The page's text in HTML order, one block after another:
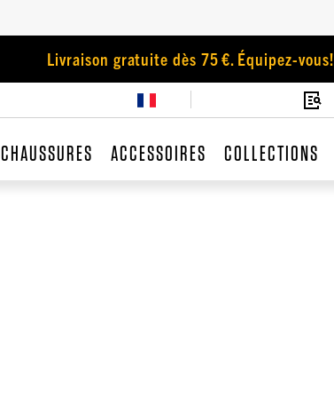
Livraison gratuite dès 75 €. Équipez-vous!
CHAUSSURES ACCESSOIRES COLLECTIONS